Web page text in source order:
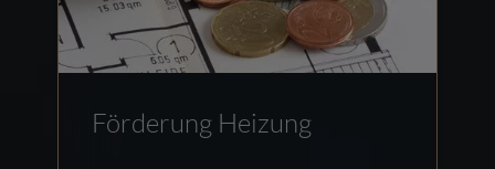
Förderung Heizung